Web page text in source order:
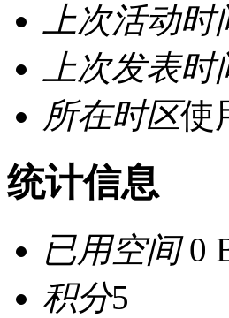
上次活动时
上次发表时
所在时区使
统计信息
已用空间0
积分5